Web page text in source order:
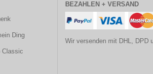
Ding
Classic
BEZAHLEN + VERSAND
Wir versenden mit DHL, DPD